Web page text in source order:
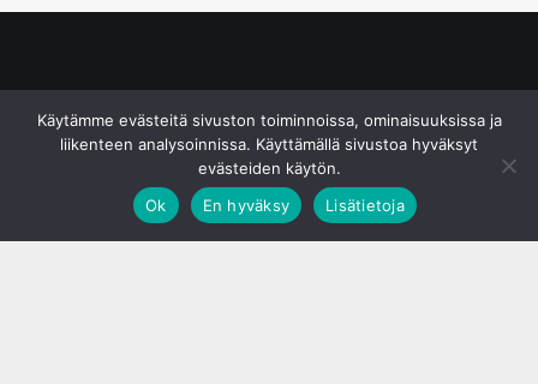
Käytämme evästeitä sivuston toiminnoissa, ominaisuuksissa ja
liikenteen analysoinnissa. Käyttämällä sivustoa hyväksyt
evästeiden käytön.
Ok
En hyväksy Lisätietoja